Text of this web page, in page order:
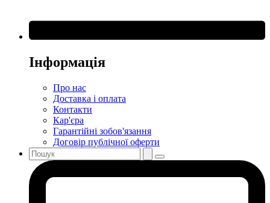
Інформація
Про нас
Доставка і оплата
Контакти
Кар'єра
Гарантійні зобов'язання
Договір публічної оферти